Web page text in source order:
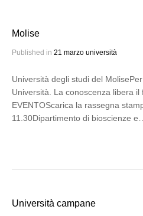
Molise
Published in 21 marzo università
Università degli studi del
Università. La conoscenza libera
EVENTOScarica la rassegna
11.30Dipartimento di bioscienze e…
Università campane